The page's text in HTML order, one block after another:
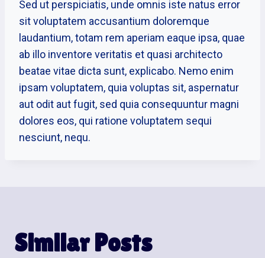
Sed ut perspiciatis, unde omnis iste natus error
sit voluptatem accusantium doloremque
laudantium, totam rem aperiam eaque ipsa, quae
ab illo inventore veritatis et quasi architecto
beatae vitae dicta sunt, explicabo. Nemo enim
ipsam voluptatem, quia voluptas sit, aspernatur
aut odit aut fugit, sed quia consequuntur magni
dolores eos, qui ratione voluptatem sequi
nesciunt, nequ.
Similar Posts